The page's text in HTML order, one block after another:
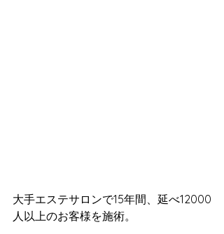
大手エステサロンで15年間、延べ12000
人以上のお客様を施術。